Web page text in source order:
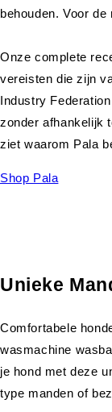
behouden. Voor
Onze complete
vereisten die zijn
Industry
zonder afhankelijk
ziet waarom Pala
Shop Pala
Unieke
Comfortabele
wasmachine
je hond met deze
type manden of